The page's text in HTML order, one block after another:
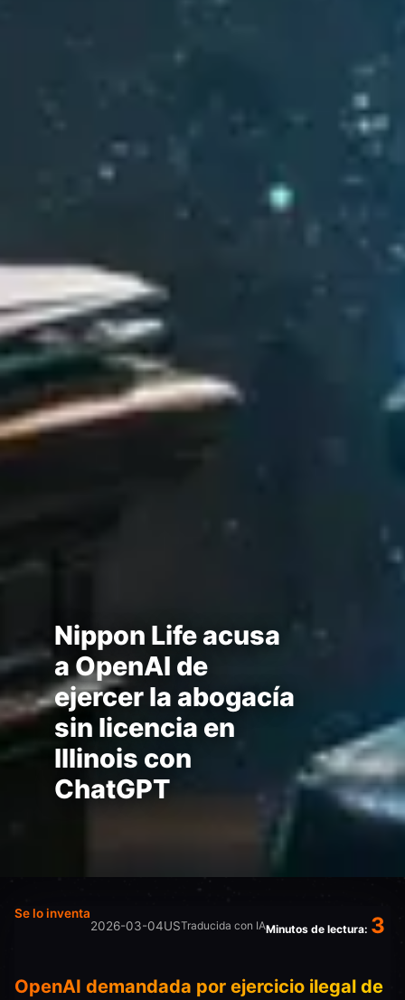
Nippon Life acusa
a OpenAI de
ejercer la abogacía
sin licencia en
Illinois con
ChatGPT
Se lo inventa
2026-03-04USTraducida con IAMinutos de lectura: 3
OpenAI demandada por ejercicio ilegal de